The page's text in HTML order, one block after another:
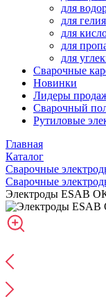
для
для гелия
для
для
для
Сварочные
Новинки
Лидеры
Сварочный
Рутиловые
Главная
Каталог
Сварочные
Сварочные
Электроды ESAB